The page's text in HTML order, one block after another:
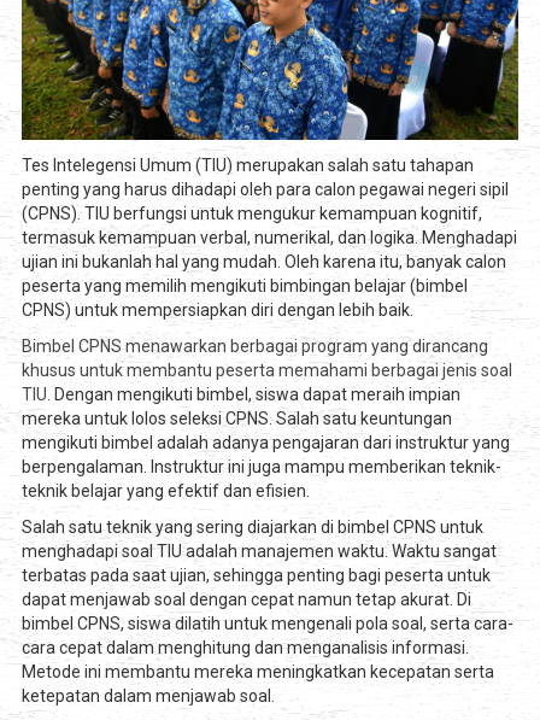
Tes Intelegensi Umum (TIU) merupakan salah satu tahapan
penting yang harus dihadapi oleh para calon pegawai negeri sipil
(CPNS). TIU berfungsi untuk mengukur kemampuan kognitif,
termasuk kemampuan verbal, numerikal, dan logika. Menghadapi
ujian ini bukanlah hal yang mudah. Oleh karena itu, banyak calon
peserta yang memilih mengikuti bimbingan belajar (bimbel
CPNS) untuk mempersiapkan diri dengan lebih baik.
Bimbel CPNS menawarkan berbagai program yang dirancang
khusus untuk membantu peserta memahami berbagai jenis soal
TIU. Dengan mengikuti bimbel, siswa dapat meraih impian
mereka untuk lolos seleksi CPNS. Salah satu keuntungan
mengikuti bimbel adalah adanya pengajaran dari instruktur yang
berpengalaman. Instruktur ini juga mampu memberikan teknik-
teknik belajar yang efektif dan efisien.
Salah satu teknik yang sering diajarkan di bimbel CPNS untuk
menghadapi soal TIU adalah manajemen waktu. Waktu sangat
terbatas pada saat ujian, sehingga penting bagi peserta untuk
dapat menjawab soal dengan cepat namun tetap akurat. Di
bimbel CPNS, siswa dilatih untuk mengenali pola soal, serta cara-
cara cepat dalam menghitung dan menganalisis informasi.
Metode ini membantu mereka meningkatkan kecepatan serta
ketepatan dalam menjawab soal.